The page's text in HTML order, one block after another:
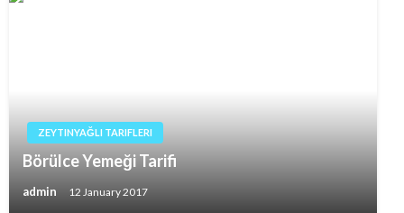
ZEYTINYAĞLI TARIFLERI
Börülce Yemeği Tarifi
admin 12 January 2017